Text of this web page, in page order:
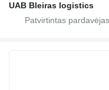
UAB Bleiras logistics